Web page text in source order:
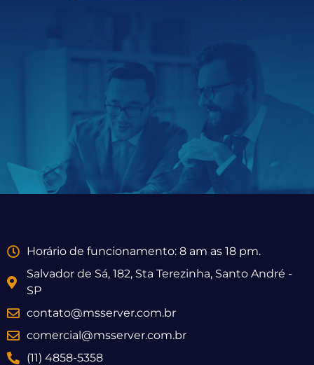
Horário de funcionamento: 8 am as 18 pm.
Salvador de Sá, 182, Sta Terezinha, Santo André -
SP
contato@msserver.com.br
comercial@msserver.com.br
(11) 4858-5358